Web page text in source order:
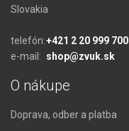
Slovakia
telefón:+421 2 20 999 700
e-mail: shop@zvuk.sk
O nákupe
Doprava, odber a platba